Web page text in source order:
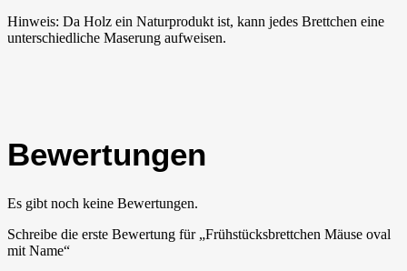
Hinweis: Da Holz ein Naturprodukt ist, kann jedes Brettchen eine
unterschiedliche Maserung aufweisen.
Bewertungen
Es gibt noch keine Bewertungen.
Schreibe die erste Bewertung für „Frühstücksbrettchen Mäuse oval
mit Name“